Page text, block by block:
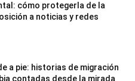
cómo protegerla de la
a noticias y redes
a pie: historias de migración
contadas desde la mirada